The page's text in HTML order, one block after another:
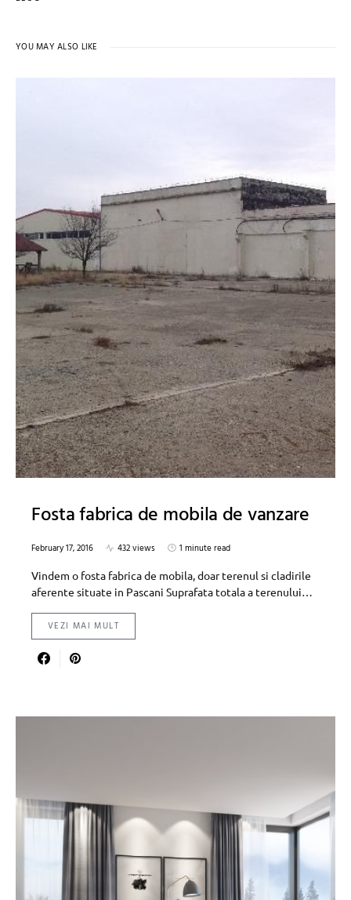
YOU MAY ALSO LIKE
Fosta fabrica de mobila de vanzare
February 17, 2016 432 views
1 minute read
Vindem o fosta fabrica de mobila, doar terenul si cladirile
aferente situate in Pascani Suprafata totala a terenului…
VEZI MAI MULT